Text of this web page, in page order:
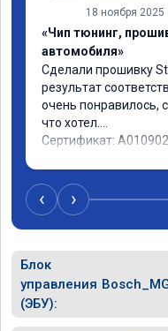
18 ноября 2025
«Чип тюнинг,
автомобиля»
Сделали прошивку
результат
очень понравилось,
что хотел.
Сертификат: A010902
‹ ›
Блок
управления
(ЭБУ):